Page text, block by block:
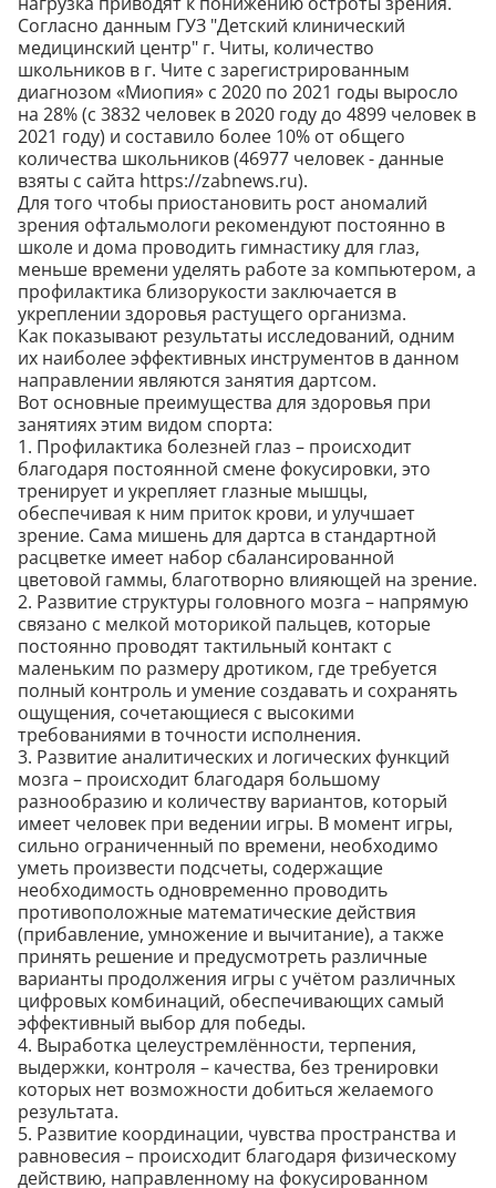
Согласно данным ГУЗ "Детский клинический
медицинский центр" г. Читы, количество
школьников в г. Чите с зарегистрированным
диагнозом «Миопия» с 2020 по 2021 годы выросло
на 28% (с 3832 человек в 2020 году до 4899 человек в
2021 году) и составило более 10% от общего
количества школьников (46977 человек - данные
взяты с сайта https://zabnews.ru).
Для того чтобы приостановить рост аномалий
зрения офтальмологи рекомендуют постоянно в
школе и дома проводить гимнастику для глаз,
меньше времени уделять работе за компьютером, а
профилактика близорукости заключается в
укреплении здоровья растущего организма.
Как показывают результаты исследований, одним
их наиболее эффективных инструментов в данном
направлении являются занятия дартсом.
Вот основные преимущества для здоровья при
занятиях этим видом спорта:
1. Профилактика болезней глаз – происходит
благодаря постоянной смене фокусировки, это
тренирует и укрепляет глазные мышцы,
обеспечивая к ним приток крови, и улучшает
зрение. Сама мишень для дартса в стандартной
расцветке имеет набор сбалансированной
цветовой гаммы, благотворно влияющей на зрение.
2. Развитие структуры головного мозга – напрямую
связано с мелкой моторикой пальцев, которые
постоянно проводят тактильный контакт с
маленьким по размеру дротиком, где требуется
полный контроль и умение создавать и сохранять
ощущения, сочетающиеся с высокими
требованиями в точности исполнения.
3. Развитие аналитических и логических функций
мозга – происходит благодаря большому
разнообразию и количеству вариантов, который
имеет человек при ведении игры. В момент игры,
сильно ограниченный по времени, необходимо
уметь произвести подсчеты, содержащие
необходимость одновременно проводить
противоположные математические действия
(прибавление, умножение и вычитание), а также
принять решение и предусмотреть различные
варианты продолжения игры с учётом различных
цифровых комбинаций, обеспечивающих самый
эффективный выбор для победы.
4. Выработка целеустремлённости, терпения,
выдержки, контроля – качества, без тренировки
которых нет возможности добиться желаемого
результата.
5. Развитие координации, чувства пространства и
равновесия – происходит благодаря физическому
действию, направленному на фокусированном